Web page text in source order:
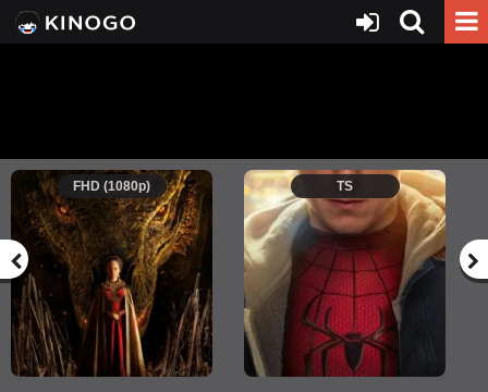
FHD (1080p) TS